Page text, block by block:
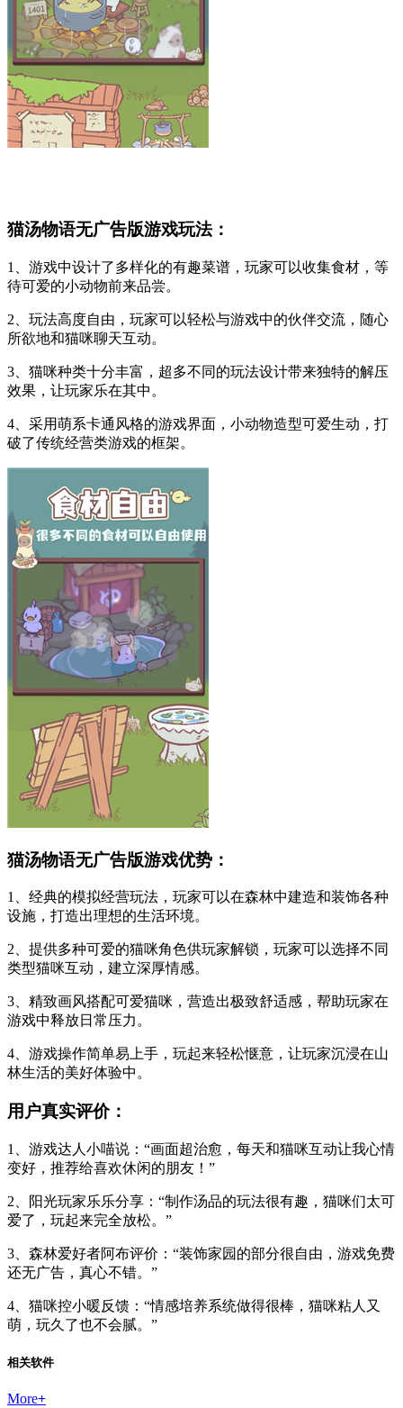
猫汤物语无广告版游戏玩法：
1、游戏中设计了多样化的有趣菜谱，玩家可以收集食材，等
待可爱的小动物前来品尝。
2、玩法高度自由，玩家可以轻松与游戏中的伙伴交流，随心
所欲地和猫咪聊天互动。
3、猫咪种类十分丰富，超多不同的玩法设计带来独特的解压
效果，让玩家乐在其中。
4、采用萌系卡通风格的游戏界面，小动物造型可爱生动，打
破了传统经营类游戏的框架。
猫汤物语无广告版游戏优势：
1、经典的模拟经营玩法，玩家可以在森林中建造和装饰各种
设施，打造出理想的生活环境。
2、提供多种可爱的猫咪角色供玩家解锁，玩家可以选择不同
类型猫咪互动，建立深厚情感。
3、精致画风搭配可爱猫咪，营造出极致舒适感，帮助玩家在
游戏中释放日常压力。
4、游戏操作简单易上手，玩起来轻松惬意，让玩家沉浸在山
林生活的美好体验中。
用户真实评价：
1、游戏达人小喵说：“画面超治愈，每天和猫咪互动让我心情
变好，推荐给喜欢休闲的朋友！”
2、阳光玩家乐乐分享：“制作汤品的玩法很有趣，猫咪们太可
爱了，玩起来完全放松。”
3、森林爱好者阿布评价：“装饰家园的部分很自由，游戏免费
还无广告，真心不错。”
4、猫咪控小暖反馈：“情感培养系统做得很棒，猫咪粘人又
萌，玩久了也不会腻。”
相关软件
More+